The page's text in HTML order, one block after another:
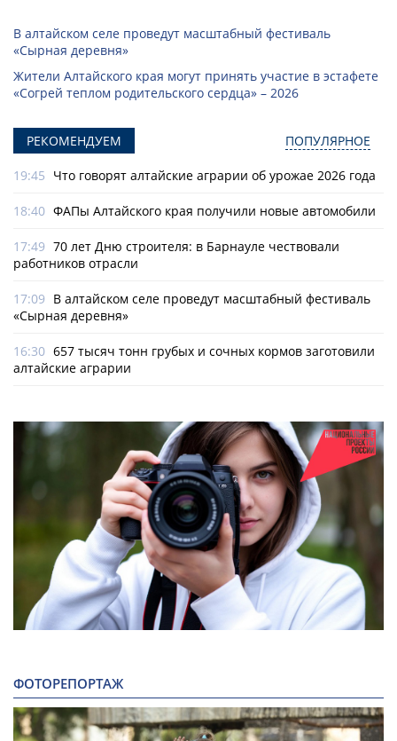
В алтайском селе проведут масштабный фестиваль
«Сырная деревня»
Жители Алтайского края могут принять участие в эстафете
«Согрей теплом родительского сердца» – 2026
РЕКОМЕНДУЕМ ПОПУЛЯРНОЕ
19:45 Что говорят алтайские аграрии об урожае 2026 года
18:40 ФАПы Алтайского края получили новые автомобили
17:49 70 лет Дню строителя: в Барнауле чествовали
работников отрасли
17:09 В алтайском селе проведут масштабный фестиваль
«Сырная деревня»
16:30 657 тысяч тонн грубых и сочных кормов заготовили
алтайские аграрии
ФОТОРЕПОРТАЖ